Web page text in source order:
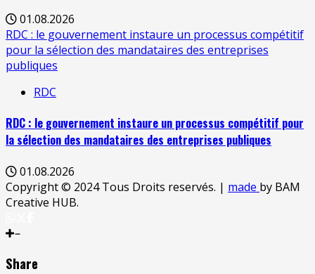
01.08.2026
RDC : le gouvernement instaure un processus compétitif
pour la sélection des mandataires des entreprises
publiques
RDC
RDC : le gouvernement instaure un processus compétitif pour
la sélection des mandataires des entreprises publiques
01.08.2026
Copyright © 2024 Tous Droits reservés. | made by BAM
Creative HUB.
Share